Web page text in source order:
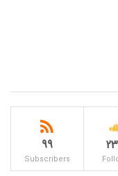
99
Subscribers